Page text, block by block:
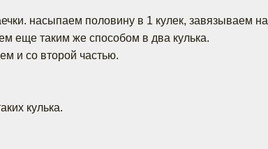
насыпаем половину в 1 кулек, завязываем на
еще таким же способом в два кулька.
и со второй частью.
кулька.